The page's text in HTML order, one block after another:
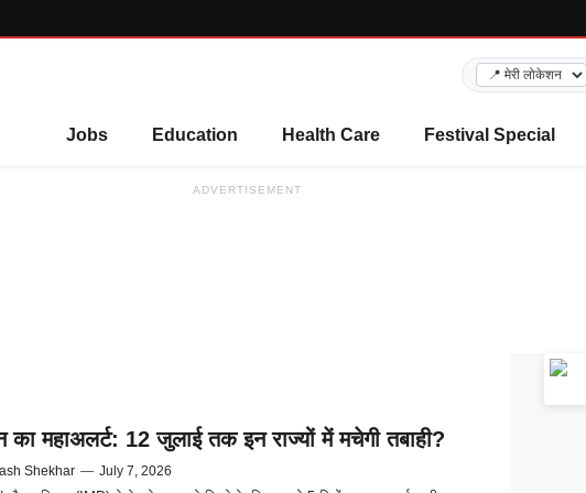
Jobs Education Health Care Festival Special
ADVERTISEMENT
का महाअलर्ट: 12 जुलाई तक इन राज्यों में मचेगी तबाही?
Shekhar — July 7, 2026